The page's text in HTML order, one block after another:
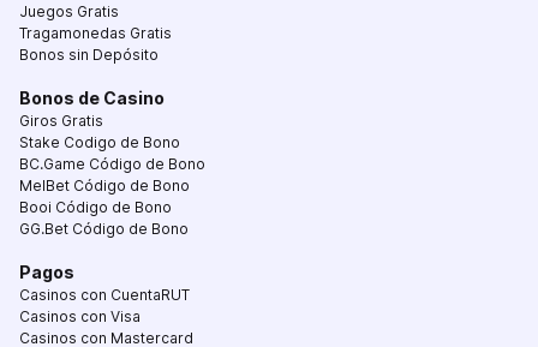
Juegos Gratis
Tragamonedas Gratis
Bonos sin Depósito
Bonos de Casino
Giros Gratis
Stake Codigo de Bono
BC.Game Código de Bono
MelBet Código de Bono
Booi Código de Bono
GG.Bet Código de Bono
Pagos
Casinos con CuentaRUT
Casinos con Visa
Casinos con Mastercard